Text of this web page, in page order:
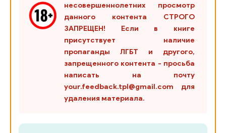
29 - 28 Джоди
30 - 29 Пен
31 - 30 Джоди
32 - 31 Тиф
33 - 32 Джоди
34 - 33 Рената
35 - 34 Пен
несовершеннолетних просмотр
данного контента СТРОГО
ЗАПРЕЩЕН! Если в книге
присутствует наличие
пропаганды ЛГБТ и другого,
запрещенного контента - просьба
написать на почту
your.feedback.tpl@gmail.com для
удаления материала.